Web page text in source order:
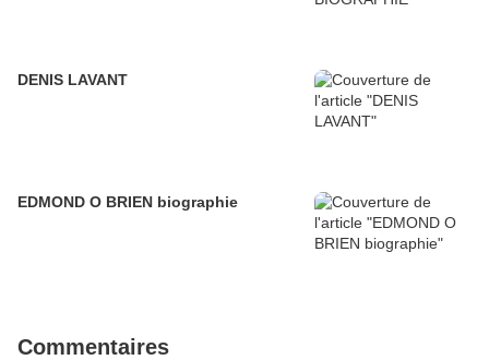
DENIS LAVANT
EDMOND O BRIEN biographie
Commentaires